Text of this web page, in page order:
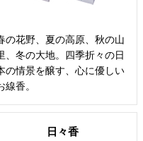
の花野、夏の高原、秋の山
、冬の大地。四季折々の日
の情景を醸す、心に優しい
線香。
日々香